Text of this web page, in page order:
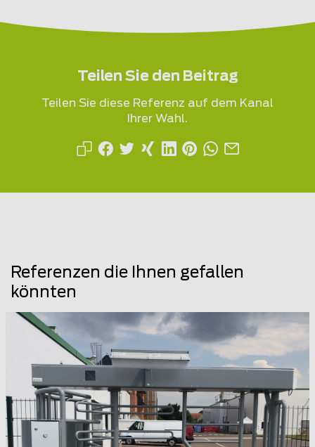
Teilen Sie den Beitrag
Teilen Sie diese Referenz auf dem Kanal
Ihrer Wahl.
Referenzen die Ihnen gefallen
könnten